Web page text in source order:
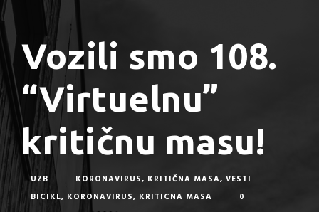
Vozili smo 108.
“Virtuelnu”
kritičnu masu!
UZB KORONAVIRUS, KRITIČNA MASA, VESTI
BICIKL, KORONAVIRUS, KRITICNA MASA 0